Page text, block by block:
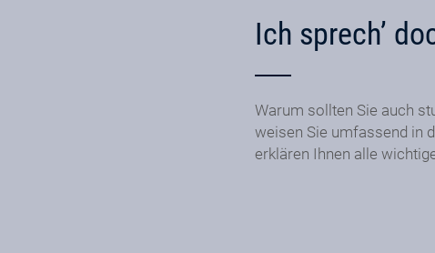
Ich sprech’
Warum sollten Sie auch
weisen Sie umfassend in
erklären Ihnen alle